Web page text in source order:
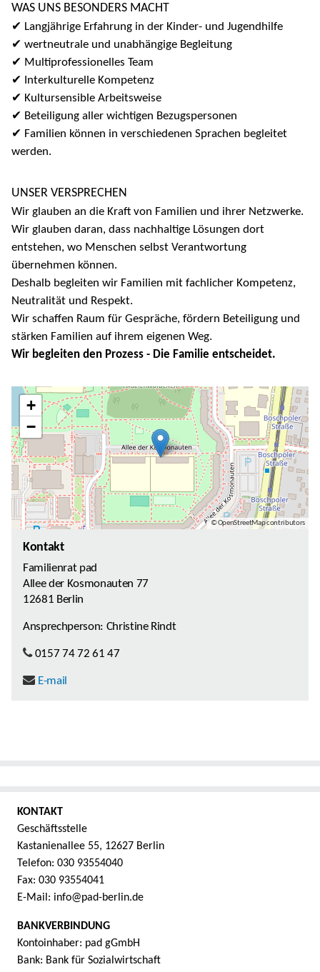
WAS UNS BESONDERS MACHT
✔ Langjährige Erfahrung in der Kinder- und Jugendhilfe
✔ wertneutrale und unabhängige Begleitung
✔ Multiprofessionelles Team
✔ Interkulturelle Kompetenz
✔ Kultursensible Arbeitsweise
✔ Beteiligung aller wichtigen Bezugspersonen
✔ Familien können in verschiedenen Sprachen begleitet
werden.
UNSER VERSPRECHEN
Wir glauben an die Kraft von Familien und ihrer Netzwerke.
Wir glauben daran, dass nachhaltige Lösungen dort
entstehen, wo Menschen selbst Verantwortung
übernehmen können.
Deshalb begleiten wir Familien mit fachlicher Kompetenz,
Neutralität und Respekt.
Wir schaffen Raum für Gespräche, fördern Beteiligung und
stärken Familien auf ihrem eigenen Weg.
Wir begleiten den Prozess - Die Familie entscheidet.
+
−
© OpenStreetMap contributors
Kontakt
Familienrat pad
Allee der Kosmonauten 77
12681 Berlin
Ansprechperson: Christine Rindt
0157 74 72 61 47
E-mail
KONTAKT
Geschäftsstelle
Kastanienallee 55, 12627 Berlin
Telefon: 030 93554040
Fax: 030 93554041
E-Mail: info@pad-berlin.de
BANKVERBINDUNG
Kontoinhaber: pad gGmbH
Bank: Bank für Sozialwirtschaft